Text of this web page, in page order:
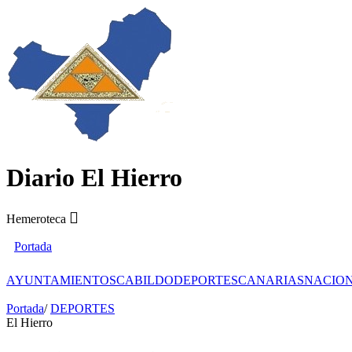
Diario El Hierro
Hemeroteca
Portada
AYUNTAMIENTOSCABILDODEPORTESCANARIAS
Portada/ DEPORTES
El Hierro